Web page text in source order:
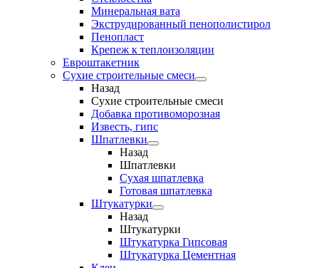
Минеральная вата
Экструдированный пенополистирол
Пенопласт
Крепеж к теплоизоляции
Евроштакетник
Сухие строительные смеси
Назад
Сухие строительные смеси
Добавка противоморозная
Известь, гипс
Шпатлевки
Назад
Шпатлевки
Сухая шпатлевка
Готовая шпатлевка
Штукатурки
Назад
Штукатурки
Штукатурка Гипсовая
Штукатурка Цементная